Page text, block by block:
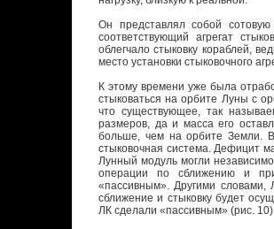
Он представлял собой
соответствующий агрегат
облегчало стыковку кораблей,
место установки стыковочного
К этому времени уже была
стыковаться на орбите Луны с
что существующее, так
размеров, да и масса его
больше, чем на орбите Земли.
стыковочная система. Дефицит
Лунный модуль могли
операции по сближению и
«пассивным». Другими словами,
сближение и стыковку будет
ЛК сделали «пассивным» (рис.